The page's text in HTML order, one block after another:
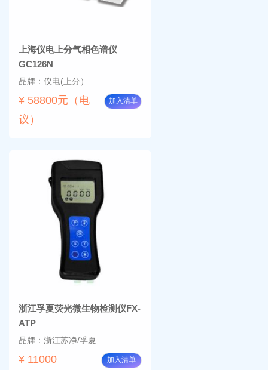
上海仪电上分气相色谱仪
GC126N
品牌：仪电(上分）
¥ 58800元（电
议）
加入清单
浙江孚夏荧光微生物检测仪FX-
ATP
品牌：浙江苏净/孚夏
¥ 11000 加入清单